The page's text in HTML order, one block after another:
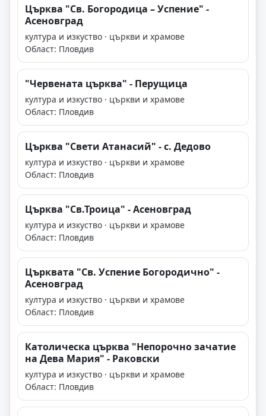
Църква "Св. Богородица – Успение" -
Асеновград
култура и изкуство · църкви и храмове
Област: Пловдив
"Червената църква" - Перущица
култура и изкуство · църкви и храмове
Област: Пловдив
Църква "Свети Атанасий" - с. Дедово
култура и изкуство · църкви и храмове
Област: Пловдив
Църква "Св.Троица" - Асеновград
култура и изкуство · църкви и храмове
Област: Пловдив
Църквата "Св. Успение Богородично" -
Асеновград
култура и изкуство · църкви и храмове
Област: Пловдив
Католическа църква "Непорочно зачатие
на Дева Мария" - Раковски
култура и изкуство · църкви и храмове
Област: Пловдив